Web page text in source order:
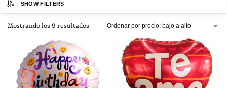
SHOW FILTERS
Mostrando los 9 resultados